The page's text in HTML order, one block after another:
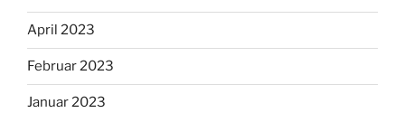
April 2023
Februar 2023
Januar 2023